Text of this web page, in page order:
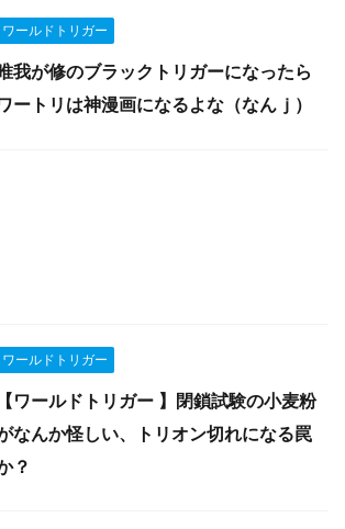
ワールドトリガー
我が修のブラックトリガーになったら
ートリは神漫画になるよな（なんｊ）
ワールドトリガー
【ワールドトリガー 】閉鎖試験の小麦粉
なんか怪しい、トリオン切れになる罠
？